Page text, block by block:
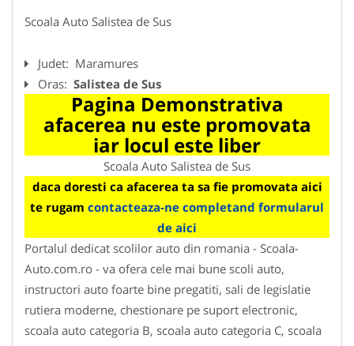
Scoala Auto Salistea de Sus
Judet: Maramures
Oras: Salistea de Sus
Pagina Demonstrativa
afacerea nu este promovata
iar locul este liber
Scoala Auto Salistea de Sus
daca doresti ca afacerea ta sa fie promovata aici
te rugam contacteaza-ne completand formularul
de aici
Portalul dedicat scolilor auto din romania - Scoala-
Auto.com.ro - va ofera cele mai bune scoli auto,
instructori auto foarte bine pregatiti, sali de legislatie
rutiera moderne, chestionare pe suport electronic,
scoala auto categoria B, scoala auto categoria C, scoala